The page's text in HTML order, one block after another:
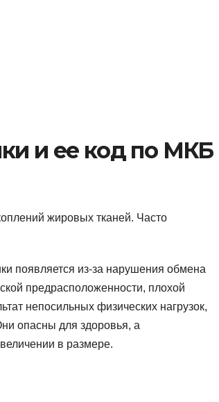
и ее код по МКБ
жировых тканей. Часто
появляется из-за нарушения обмена
предрасположенности, плохой
непосильных физических нагрузок,
опасны для здоровья, а
в размере.